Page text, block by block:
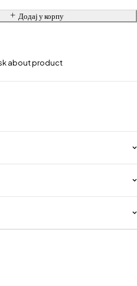
Додај у корпу
about product